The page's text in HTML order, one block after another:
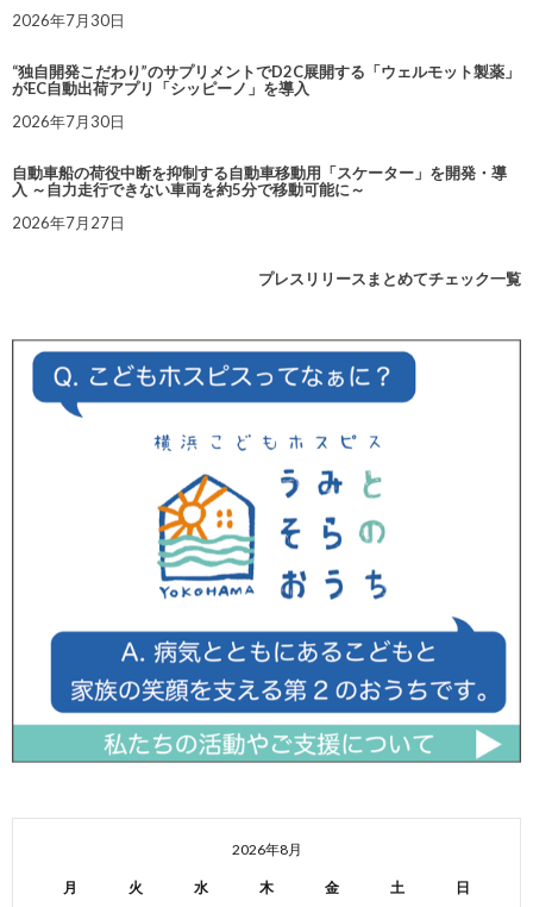
2026年7月30日
“独自開発こだわり”のサプリメントでD2C展開する「ウェルモット製薬」
がEC自動出荷アプリ「シッピーノ」を導入
2026年7月30日
自動車船の荷役中断を抑制する自動車移動用「スケーター」を開発・導
入 ～自力走行できない車両を約5分で移動可能に～
2026年7月27日
プレスリリースまとめてチェック一覧
2026年8月
月 火 水 木 金 土 日